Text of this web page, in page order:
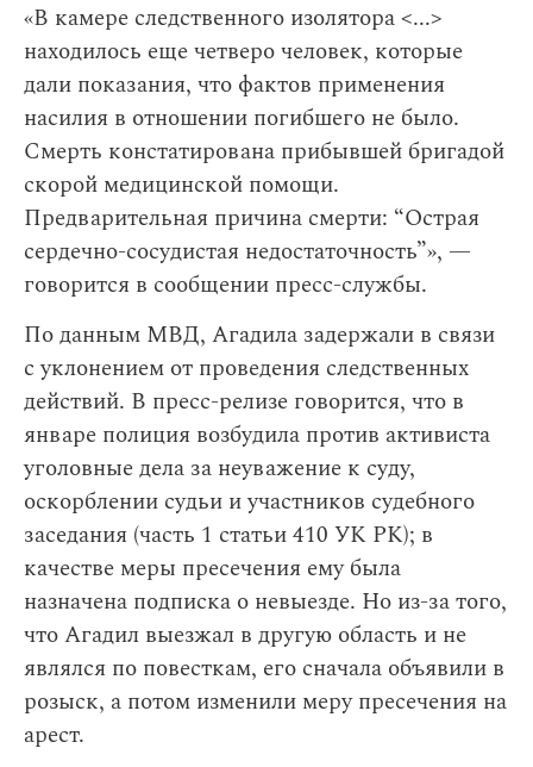
«В камере следственного изолятора <...>
находилось еще четверо человек, которые
дали показания, что фактов применения
насилия в отношении погибшего не было.
Смерть констатирована прибывшей бригадой
скорой медицинской помощи.
Предварительная причина смерти: “Острая
сердечно-сосудистая недостаточность”», —
говорится в сообщении пресс-службы.
По данным МВД, Агадила задержали в связи
с уклонением от проведения следственных
действий. В пресс-релизе говорится, что в
январе полиция возбудила против активиста
уголовные дела за неуважение к суду,
оскорблении судьи и участников судебного
заседания (часть 1 статьи 410 УК РК); в
качестве меры пресечения ему была
назначена подписка о невыезде. Но из-за того,
что Агадил выезжал в другую область и не
являлся по повесткам, его сначала объявили в
розыск, а потом изменили меру пресечения на
арест.